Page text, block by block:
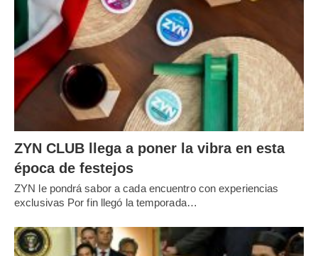
ZYN CLUB llega a poner la vibra en esta
época de festejos
ZYN le pondrá sabor a cada encuentro con experiencias
exclusivas Por fin llegó la temporada…